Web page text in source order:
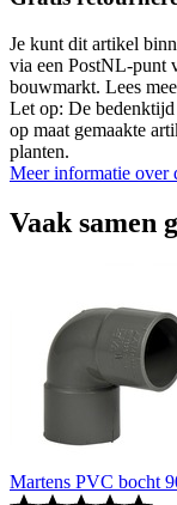
Je kunt dit artikel
via een PostNL-punt
bouwmarkt. Lees
Let op: De
op maat gemaakte
planten.
Meer informatie over
Vaak samen
Martens PVC bocht